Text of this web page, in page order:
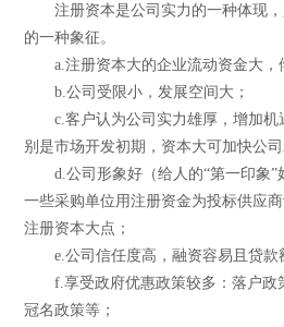
注册资本是公司实力的一种体现，
的一种象征。
a.注册资本大的企业流动资金大，
b.公司受限小，发展空间大；
c.客户认为公司实力雄厚，增加机
别是市场开发初期，资本大可加快公司
d.公司形象好（给人的“第一印象”
一些采购单位用注册资金为投标供应
注册资本大点；
e.公司信任度高，融资容易且贷款
f.享受政府优惠政策较多：落户政
冠名政策等；